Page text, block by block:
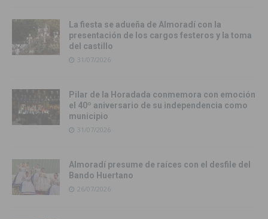
La fiesta se adueña de Almoradí con la
presentación de los cargos festeros y la toma
del castillo
31/07/2026
Pilar de la Horadada conmemora con emoción
el 40º aniversario de su independencia como
municipio
31/07/2026
Almoradí presume de raíces con el desfile del
Bando Huertano
26/07/2026